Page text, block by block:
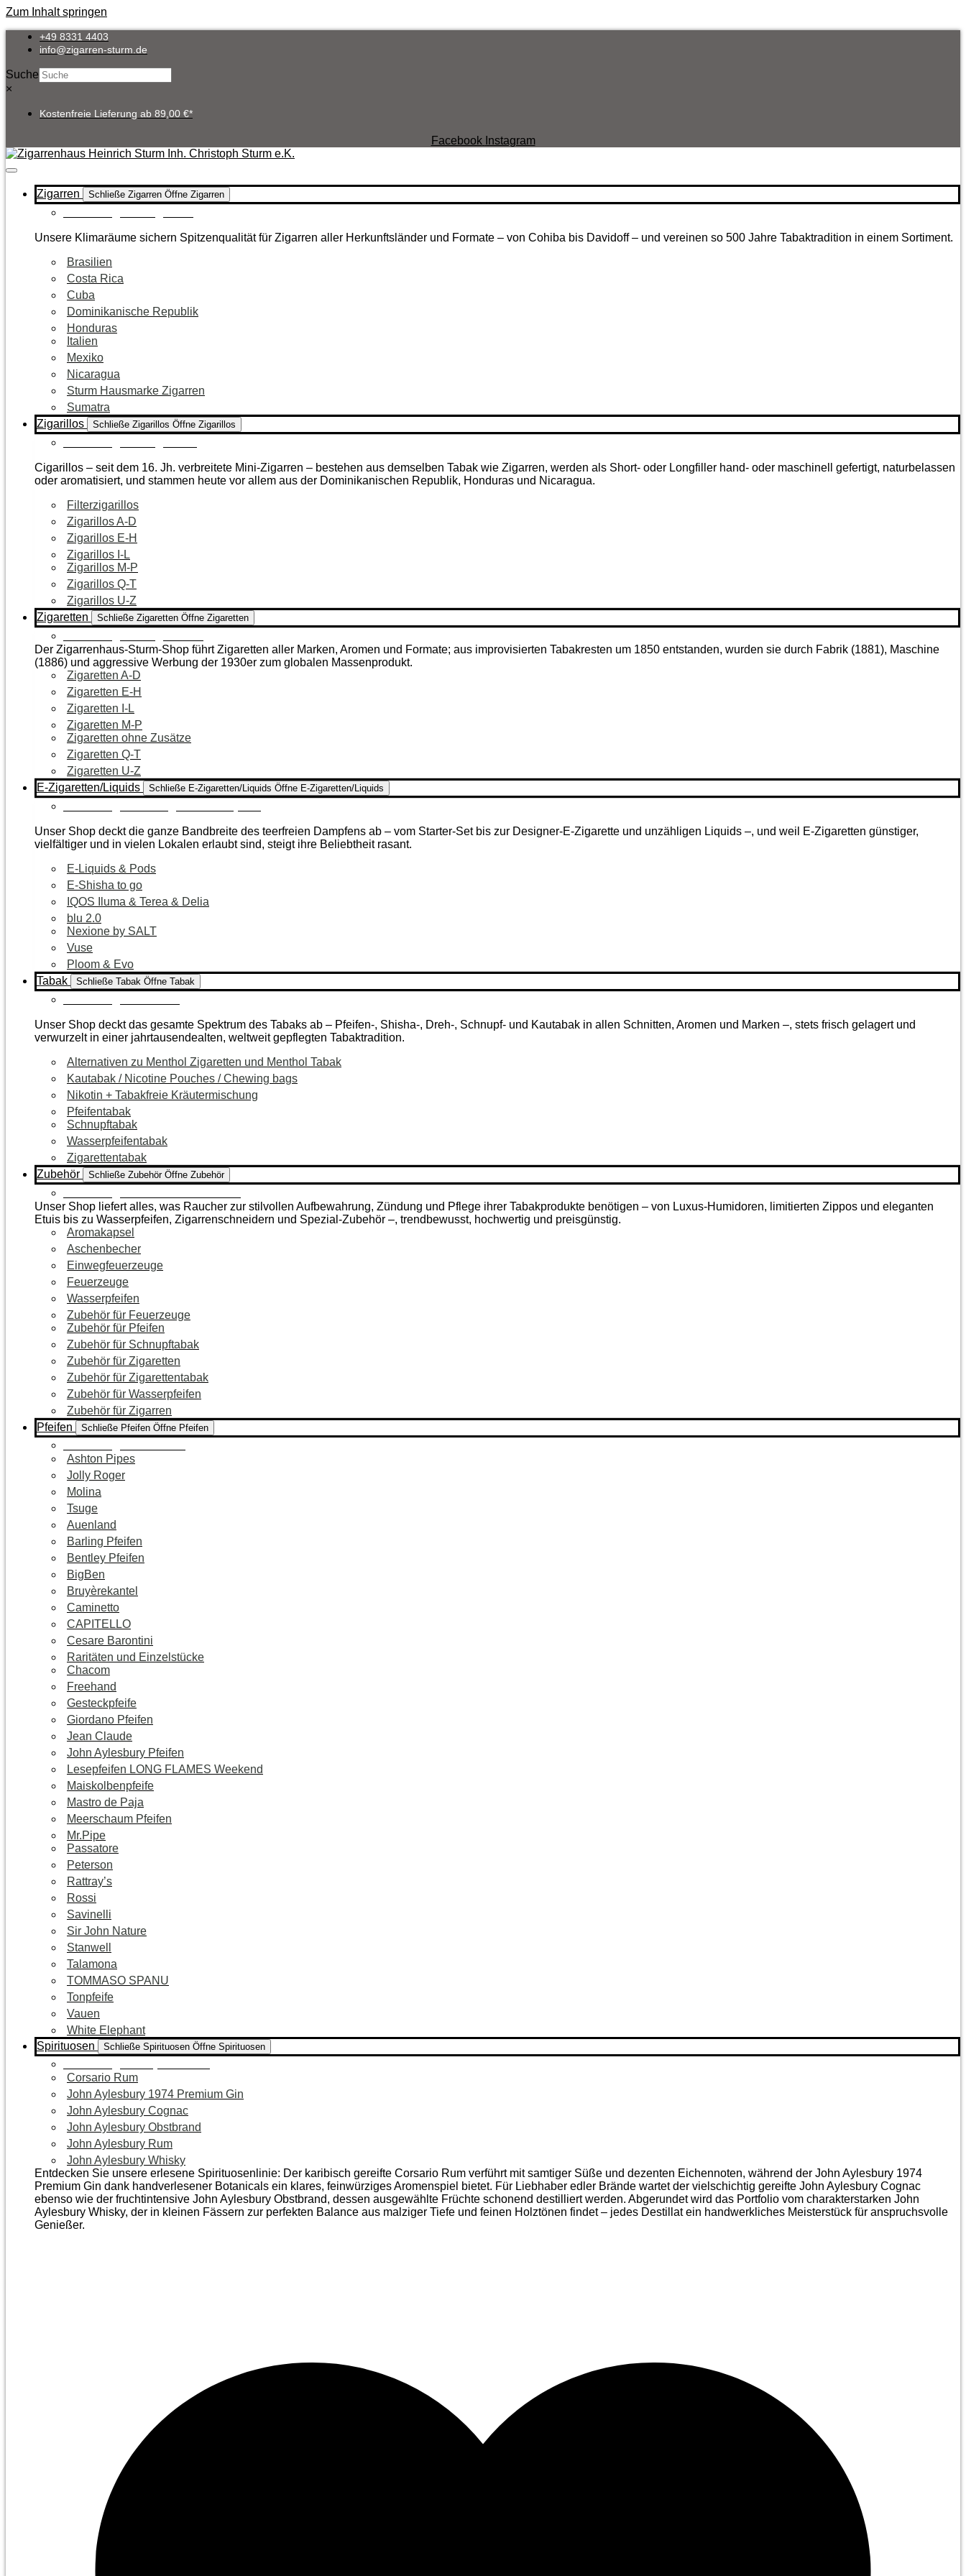
Zum Inhalt springen
+49 8331 4403
info@zigarren-sturm.de
Suche
×
Kostenfreie Lieferung ab 89,00 €*
Facebook Instagram
Zigarren Schließe Zigarren Öffne Zigarren
Unsere Klimaräume sichern Spitzenqualität für Zigarren aller Herkunftsländer und Formate – von Cohiba bis Davidoff – und vereinen so 500 Jahre Tabaktradition in einem Sortiment.
Brasilien
Costa Rica
Cuba
Dominikanische Republik
Honduras
Italien
Mexiko
Nicaragua
Sturm Hausmarke Zigarren
Sumatra
Zigarillos
Schließe Zigarillos Öffne Zigarillos
Cigarillos – seit dem 16. Jh. verbreitete Mini-Zigarren – bestehen aus demselben Tabak wie Zigarren, werden als Short- oder Longfiller hand- oder maschinell gefertigt, naturbelassen
oder aromatisiert, und stammen heute vor allem aus der Dominikanischen Republik, Honduras und Nicaragua.
Filterzigarillos
Zigarillos A-D
Zigarillos E-H
Zigarillos I-L
Zigarillos M-P
Zigarillos Q-T
Zigarillos U-Z
Zigaretten
Schließe Zigaretten Öffne Zigaretten
Der Zigarrenhaus-Sturm-Shop führt Zigaretten aller Marken, Aromen und Formate; aus improvisierten Tabakresten um 1850 entstanden, wurden sie durch Fabrik (1881), Maschine
(1886) und aggressive Werbung der 1930er zum globalen Massenprodukt.
Zigaretten A-D
Zigaretten E-H
Zigaretten I-L
Zigaretten M-P
Zigaretten ohne Zusätze
Zigaretten Q-T
Zigaretten U-Z
E-Zigaretten/Liquids
Schließe E-Zigaretten/Liquids Öffne E-Zigaretten/Liquids
Unser Shop deckt die ganze Bandbreite des teerfreien Dampfens ab – vom Starter-Set bis zur Designer-E-Zigarette und unzähligen Liquids –, und weil E-Zigaretten günstiger,
vielfältiger und in vielen Lokalen erlaubt sind, steigt ihre Beliebtheit rasant.
E-Liquids & Pods
E-Shisha to go
IQOS Iluma & Terea & Delia
blu 2.0
Nexione by SALT
Vuse
Ploom & Evo
Tabak
Schließe Tabak Öffne Tabak
Unser Shop deckt das gesamte Spektrum des Tabaks ab – Pfeifen-, Shisha-, Dreh-, Schnupf- und Kautabak in allen Schnitten, Aromen und Marken –, stets frisch gelagert und
verwurzelt in einer jahrtausendealten, weltweit gepflegten Tabaktradition.
Alternativen zu Menthol Zigaretten und Menthol Tabak
Kautabak / Nicotine Pouches / Chewing bags
Nikotin + Tabakfreie Kräutermischung
Pfeifentabak
Schnupftabak
Wasserpfeifentabak
Zigarettentabak
Zubehör
Schließe Zubehör Öffne Zubehör
Unser Shop liefert alles, was Raucher zur stilvollen Aufbewahrung, Zündung und Pflege ihrer Tabakprodukte benötigen – von Luxus-Humidoren, limitierten Zippos und eleganten
Etuis bis zu Wasserpfeifen, Zigarrenschneidern und Spezial-Zubehör –, trendbewusst, hochwertig und preisgünstig.
Aromakapsel
Aschenbecher
Einwegfeuerzeuge
Feuerzeuge
Wasserpfeifen
Zubehör für Feuerzeuge
Zubehör für Pfeifen
Zubehör für Schnupftabak
Zubehör für Zigaretten
Zubehör für Zigarettentabak
Zubehör für Wasserpfeifen
Zubehör für Zigarren
Pfeifen
Schließe Pfeifen Öffne Pfeifen
Ashton Pipes
Jolly Roger
Molina
Tsuge
Auenland
Barling Pfeifen
Bentley Pfeifen
BigBen
Bruyèrekantel
Caminetto
CAPITELLO
Cesare Barontini
Raritäten und Einzelstücke
Chacom
Freehand
Gesteckpfeife
Giordano Pfeifen
Jean Claude
John Aylesbury Pfeifen
Lesepfeifen LONG FLAMES Weekend
Maiskolbenpfeife
Mastro de Paja
Meerschaum Pfeifen
Mr.Pipe
Passatore
Peterson
Rattray’s
Rossi
Savinelli
Sir John Nature
Stanwell
Talamona
TOMMASO SPANU
Tonpfeife
Vauen
White Elephant
Spirituosen
Schließe Spirituosen Öffne Spirituosen
Corsario Rum
John Aylesbury 1974 Premium Gin
John Aylesbury Cognac
John Aylesbury Obstbrand
John Aylesbury Rum
John Aylesbury Whisky
Entdecken Sie unsere erlesene Spirituosenlinie: Der karibisch gereifte Corsario Rum verführt mit samtiger Süße und dezenten Eichen­noten, während der John Aylesbury 1974
Premium Gin dank handverlesener Botanicals ein klares, feinwürziges Aromenspiel bietet. Für Liebhaber edler Brände wartet der vielschichtig gereifte John Aylesbury Cognac
ebenso wie der frucht­intensive John Aylesbury Obstbrand, dessen ausgewählte Früchte schonend destilliert werden. Abgerundet wird das Portfolio vom charakterstarken John
Aylesbury Whisky, der in kleinen Fässern zur perfekten Balance aus malziger Tiefe und feinen Holz­tönen findet – jedes Destillat ein handwerkliches Meister­stück für anspruchsvolle
Genießer.